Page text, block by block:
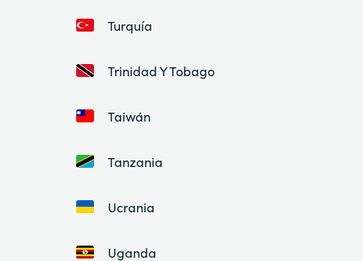
Turquía
Trinidad Y Tobago
Taiwán
Tanzania
Ucrania
Uganda